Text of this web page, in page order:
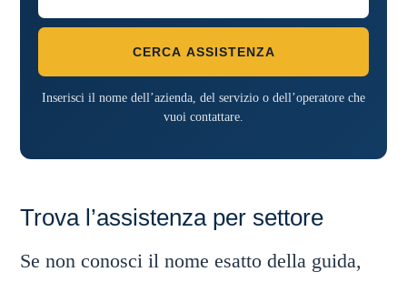
CERCA ASSISTENZA
Inserisci il nome dell’azienda, del servizio o dell’operatore che
vuoi contattare.
Trova l’assistenza per settore
Se non conosci il nome esatto della guida,